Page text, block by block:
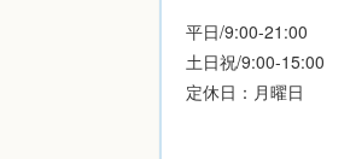
平日/9:00-21:00
土日祝/9:00-15:00
定休日：月曜日